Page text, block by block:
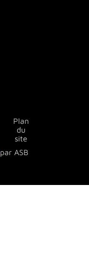
Plan
du
site
par ASB